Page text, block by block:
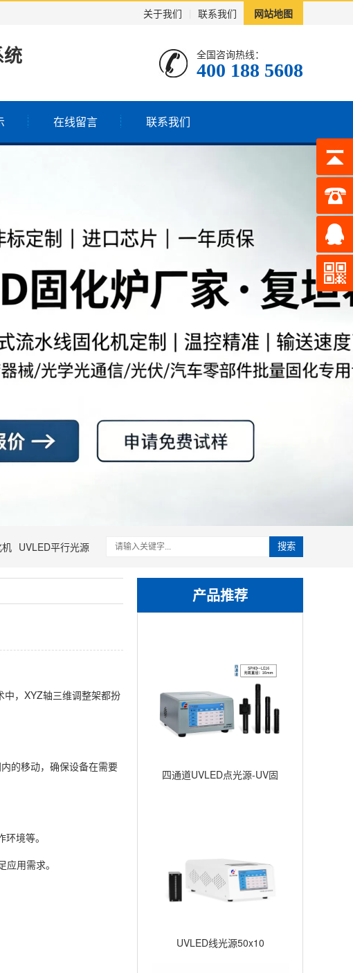
关于我们 联系我们 网站地图
全国咨询热线：
400 188 5608
在线留言 联系我们
UVLED平行光源 搜索
产品推荐
四通道UVLED点光源-UV固
UVLED线光源50x10
，XYZ轴三维调整架都扮
的移动，确保设备在需要
境等。
用需求。